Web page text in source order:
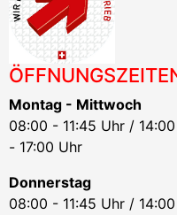
Montag - Mittwoch
08:00 - 11:45 Uhr / 14:00
- 17:00 Uhr
Donnerstag
08:00 - 11:45 Uhr / 14:00